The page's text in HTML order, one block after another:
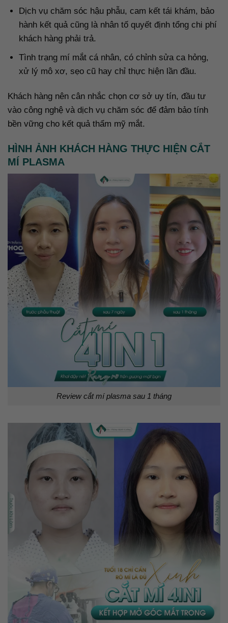
Dịch vụ chăm sóc hậu phẫu, cam kết tái khám, bảo
hành kết quả cũng là nhân tố quyết định tổng chi phí
khách hàng phải trả.
Tình trạng mí mắt cá nhân, có chỉnh sửa ca hỏng,
xử lý mô xơ, sẹo cũ hay chỉ thực hiện lần đầu.
Khách hàng nên cân nhắc chọn cơ sở uy tín, đầu tư
vào công nghệ và dịch vụ chăm sóc để đảm bảo tính
bền vững cho kết quả thẩm mỹ mắt.
HÌNH ẢNH KHÁCH HÀNG THỰC HIỆN CẮT
MÍ PLASMA
Review cắt mí plasma sau 1 tháng